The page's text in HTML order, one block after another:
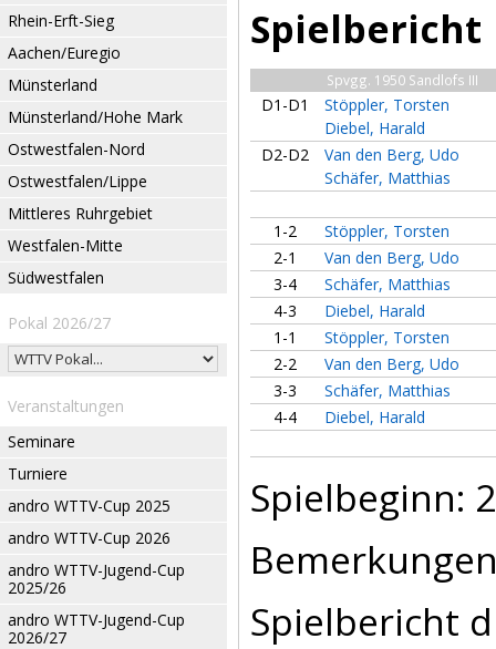
Rhein-Erft-Sieg
Aachen/Euregio
Münsterland
Münsterland/Hohe Mark
Ostwestfalen-Nord
Ostwestfalen/Lippe
Mittleres Ruhrgebiet
Westfalen-Mitte
Südwestfalen
Pokal 2026/27
Veranstaltungen
Seminare
Turniere
andro WTTV-Cup 2025
andro WTTV-Cup 2026
andro WTTV-Jugend-Cup
2025/26
andro WTTV-Jugend-Cup
2026/27
Spielbericht
Spvgg. 1950 Sandlofs III
D1-D1
Stöppler, Torsten
Diebel, Harald
D2-D2
Van den Berg, Udo
Schäfer, Matthias
1-2
Stöppler, Torsten
2-1
Van den Berg, Udo
3-4
Schäfer, Matthias
4-3
Diebel, Harald
1-1
Stöppler, Torsten
2-2
Van den Berg, Udo
3-3
Schäfer, Matthias
4-4
Diebel, Harald
Spielbeginn:
Spielbericht